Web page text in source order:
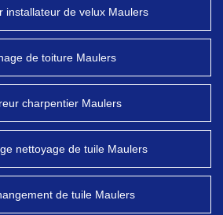
installateur de velux Maulers
de toiture Maulers
charpentier Maulers
nettoyage de tuile Maulers
de tuile Maulers